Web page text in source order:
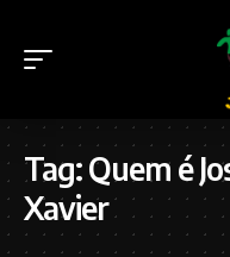
Tag:Quem é
Xavier